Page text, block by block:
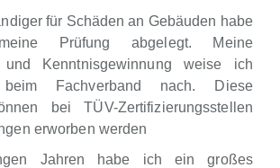
für Schäden an Gebäuden habe
Prüfung abgelegt. Meine
und Kenntnisgewinnung weise ich
Fachverband nach. Diese
bei TÜV-Zertifizierungsstellen
erworben werden
Jahren habe ich ein großes